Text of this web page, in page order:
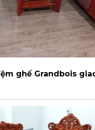
ghế Grandbois